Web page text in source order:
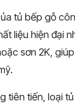
tủ bếp gỗ
liệu hiện đại
sơn 2K,
tiên tiến, loại